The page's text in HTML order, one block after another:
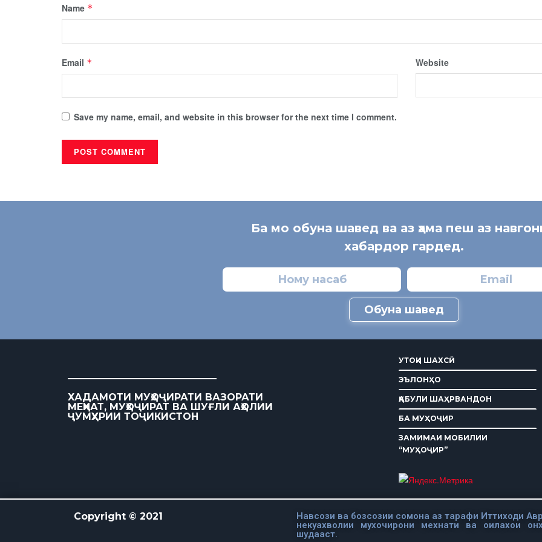
Name *
Email * Website
Save my name, email, and website in this browser for the next time I comment.
Ба мо обуна шавед ва аз ҳама пеш аз
хабардор гардед.
Обуна шавед
ХАДАМОТИ МУҲОҶИРАТИ ВАЗОРАТИ
МЕҲНАТ, МУҲОҶИРАТ ВА ШУҒЛИ АҲОЛИИ
ҶУМҲУРИИ ТОҶИКИСТОН
УТОҚИ ШАХСӢ
ЭЪЛОНҲО
ҚАБУЛИ ШАҲРВАНДОН
БА МУҲОҶИР
ЗАМИМАИ МОБИЛИИ
“МУҲОҶИР”
Copyright © 2021
Навсози ва бозсозии сомона аз тарафи Иттиходи
некуахволии мухочирони мехнати ва оилахои
шудааст.